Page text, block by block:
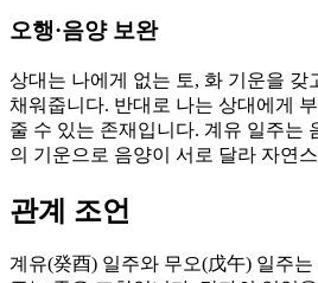
오행·음양 보완
상대는 나에게 없는 토, 화 기운을 갖
채워줍니다. 반대로 나는 상대에게
줄 수 있는 존재입니다. 계유 일주는
의 기운으로 음양이 서로 달라 자연
관계 조언
계유(癸酉) 일주와 무오(戊午) 일주